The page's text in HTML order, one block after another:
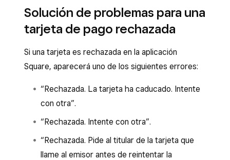
Solución de problemas para una
tarjeta de pago rechazada
Si una tarjeta es rechazada en la aplicación
Square, aparecerá uno de los siguientes errores:
“Rechazada. La tarjeta ha caducado. Intente
con otra”.
“Rechazada. Intente con otra”.
“Rechazada. Pide al titular de la tarjeta que
llame al emisor antes de reintentar la